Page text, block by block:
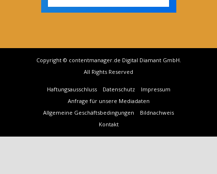
Copyright © contentmanager.de Digital Diamant GmbH.
All Rights Reserved
Haftungsausschluss Datenschutz
Impressum
Anfrage für unsere Mediadaten
Allgemeine Geschäftsbedingungen
Bildnachweis
Kontakt